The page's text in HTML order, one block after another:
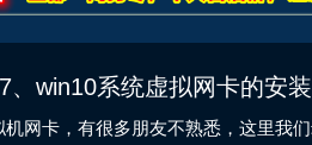
、win10系统虚拟网卡的安
网卡，有很多朋友不熟悉，这里我